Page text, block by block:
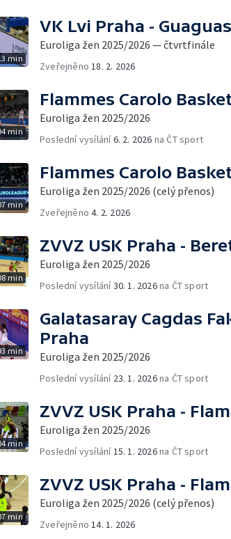
min
VK Lvi Praha -
Euroliga žen 2025/2026 — čtvrtfinále
Zveřejněno 18. 2. 2026
min
Flammes Carolo
Euroliga žen 2025/2026
Poslední vysílání6. 2. 2026 na ČT sport
min
Flammes Carolo
Euroliga žen 2025/2026 (celý přenos)
Zveřejněno4. 2. 2026
min
ZVVZ USK Praha -
Euroliga žen 2025/2026
Poslední vysílání30. 1. 2026na ČT sport
min
Galatasaray Cagdas
Praha
Euroliga žen 2025/2026
Poslední vysílání 23. 1. 2026na ČT sport
min
ZVVZ USK Praha -
Euroliga žen 2025/2026
Poslední vysílání 15. 1. 2026na ČT sport
min
ZVVZ USK Praha -
Euroliga žen 2025/2026 (celý přenos)
Zveřejněno 14. 1. 2026